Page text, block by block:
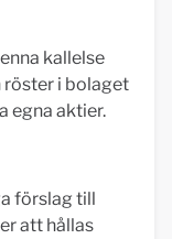
kallelse
i bolaget
egna aktier.
förslag till
att hållas